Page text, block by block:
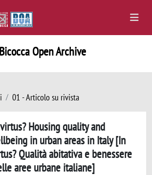
Bicocca Open Archive
01 - Articolo su rivista
Housing quality and
in urban areas in Italy [In
Qualità abitativa e benessere
aree urbane italiane]